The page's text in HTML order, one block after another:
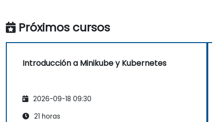
Próximos cursos
Introducción a Minikube y Kubernetes
2026-09-18 09:30
21 horas